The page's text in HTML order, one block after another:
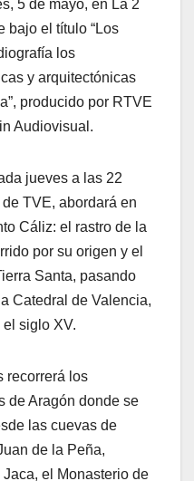
5 de mayo, en La 2
bajo el título “Los
los
y arquitectónicas
producido por RTVE
Audiovisual.
jueves a las 22
TVE, abordará en
Cáliz: el rastro de la
por su origen y el
Santa, pasando
Catedral de Valencia,
siglo XV.
recorrerá los
de Aragón donde se
las cuevas de
de la Peña,
el Monasterio de